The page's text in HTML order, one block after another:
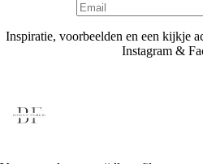
Inspiratie, voorbeelden en een kijkje
Instagram &